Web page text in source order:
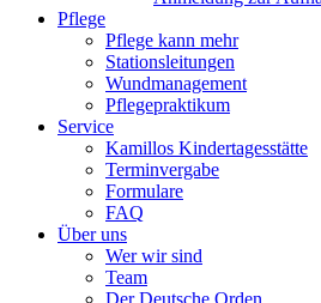
Pflege
Pflege kann mehr
Stationsleitungen
Wundmanagement
Pflegepraktikum
Service
Kamillos Kindertagesstätte
Terminvergabe
Formulare
FAQ
Über uns
Wer wir sind
Team
Der Deutsche Orden